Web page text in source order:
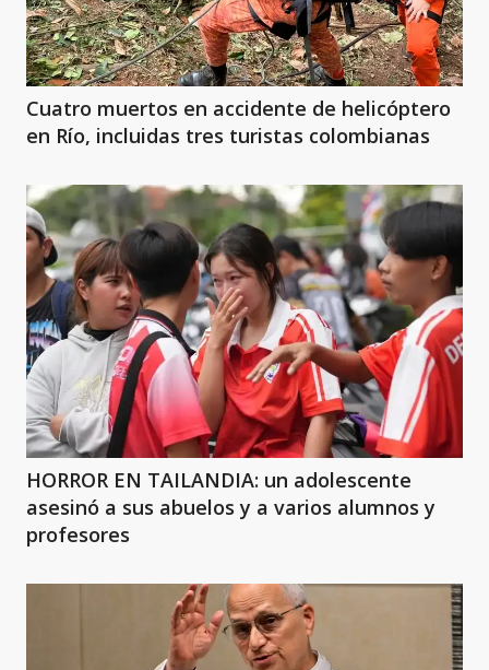
Cuatro muertos en accidente de helicóptero
en Río, incluidas tres turistas colombianas
HORROR EN TAILANDIA: un adolescente
asesinó a sus abuelos y a varios alumnos y
profesores